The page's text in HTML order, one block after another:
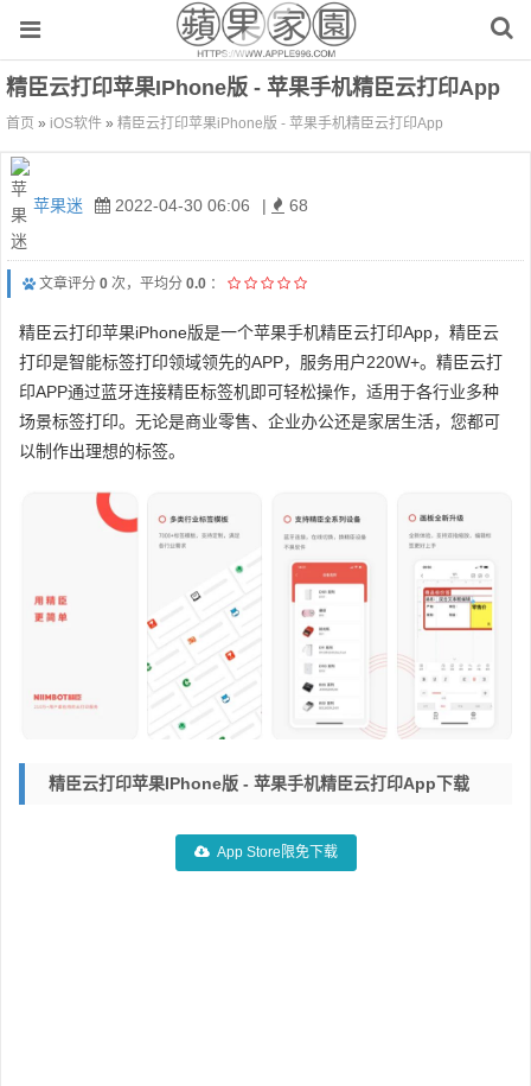
精臣云打印苹果iPhone版 - 苹果手机精臣云打印App
首页 » iOS软件 » 精臣云打印苹果iPhone版 - 苹果手机精臣云打印App
苹果迷 2022-04-30 06:06 | 68
文章评分 0 次，平均分 0.0 ：
精臣云打印苹果iPhone版是一个苹果手机精臣云打印App，精臣云
打印是智能标签打印领域领先的APP，服务用户220W+。精臣云打
印APP通过蓝牙连接精臣标签机即可轻松操作，适用于各行业多种
场景标签打印。无论是商业零售、企业办公还是家居生活，您都可
以制作出理想的标签。
精臣云打印苹果iPhone版 - 苹果手机精臣云打印App下载
App Store限免下载